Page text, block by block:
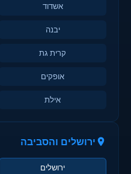
אשדוד
יבנה
קרית גת
אופקים
אילת
ירושלים והסביבה
ירושלים